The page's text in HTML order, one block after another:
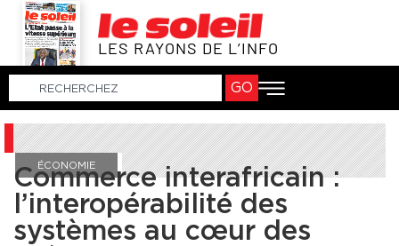
LES RAYONS DE L’INFO
GO
ÉCONOMIE
Commerce interafricain :
l’interopérabilité des
systèmes au cœur des